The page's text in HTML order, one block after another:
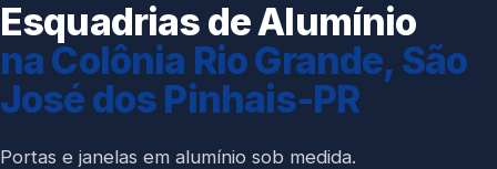
Box de Vidro
Portas em Vidro
Guarda-Corpo
Esquadrias de Alumínio
na Colônia Rio Grande, São
José dos Pinhais-PR
Portas e janelas em alumínio sob medida.